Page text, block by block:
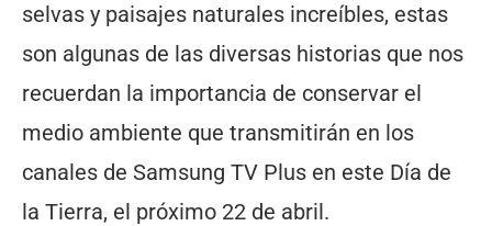
selvas y paisajes naturales increíbles, estas
son algunas de las diversas historias que nos
recuerdan la importancia de conservar el
medio ambiente que transmitirán en los
canales de Samsung TV Plus en este Día de
la Tierra, el próximo 22 de abril.